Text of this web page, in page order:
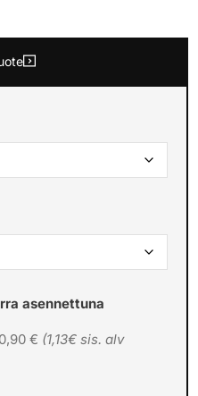
asennettuna
€ (1,13€ sis. alv